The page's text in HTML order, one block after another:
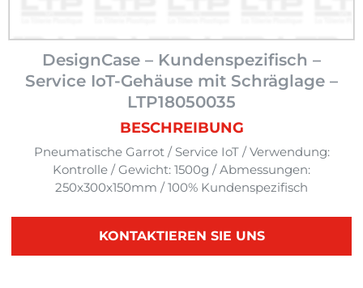
DesignCase – Kundenspezifisch –
Service IoT-Gehäuse mit Schräglage –
LTP18050035
BESCHREIBUNG
Pneumatische Garrot / Service IoT / Verwendung:
Kontrolle / Gewicht: 1500g / Abmessungen:
250x300x150mm / 100% Kundenspezifisch
KONTAKTIEREN SIE UNS